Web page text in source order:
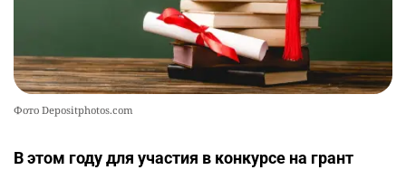
Фото Depositphotos.com
В этом году для участия в конкурсе на грант